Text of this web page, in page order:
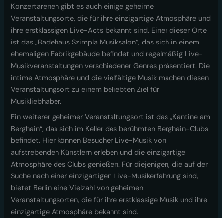
Konzertarenen gibt es auch einige geheime
Veranstaltungsorte, die für ihre einzigartige Atmosphäre und
ihre erstklassigen Live-Acts bekannt sind. Einer dieser Orte
ist das „Badehaus Szimpla Musiksalon“, das sich in einem
ehemaligen Fabrikgebäude befindet und regelmäßig Live-
Musikveranstaltungen verschiedener Genres präsentiert. Die
intime Atmosphäre und die vielfältige Musik machen diesen
Veranstaltungsort zu einem beliebten Ziel für
Musikliebhaber.
Ein weiterer geheimer Veranstaltungsort ist das „Kantine am
Berghain“, das sich im Keller des berühmten Berghain-Clubs
befindet. Hier können Besucher Live-Musik von
aufstrebenden Künstlern erleben und die einzigartige
Atmosphäre des Clubs genießen. Für diejenigen, die auf der
Suche nach einer einzigartigen Live-Musikerfahrung sind,
bietet Berlin eine Vielzahl von geheimen
Veranstaltungsorten, die für ihre erstklassige Musik und ihre
einzigartige Atmosphäre bekannt sind.